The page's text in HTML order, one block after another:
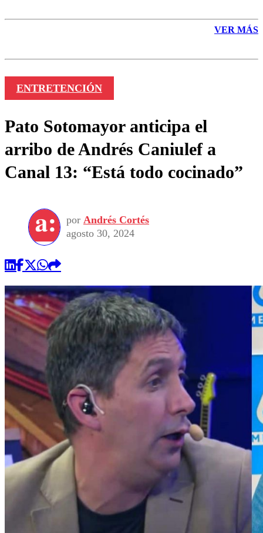
VER MÁS
ENTRETENCIÓN
Pato Sotomayor anticipa el
arribo de Andrés Caniulef a
Canal 13: “Está todo cocinado”
por Andrés Cortés
agosto 30, 2024